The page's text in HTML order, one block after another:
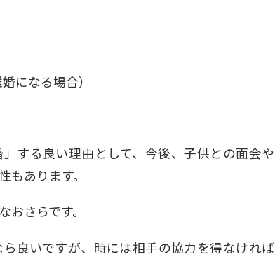
になる場合）
する良い理由として、今後、子供との面会や
あります。
さらです。
良いですが、時には相手の協力を得なければ